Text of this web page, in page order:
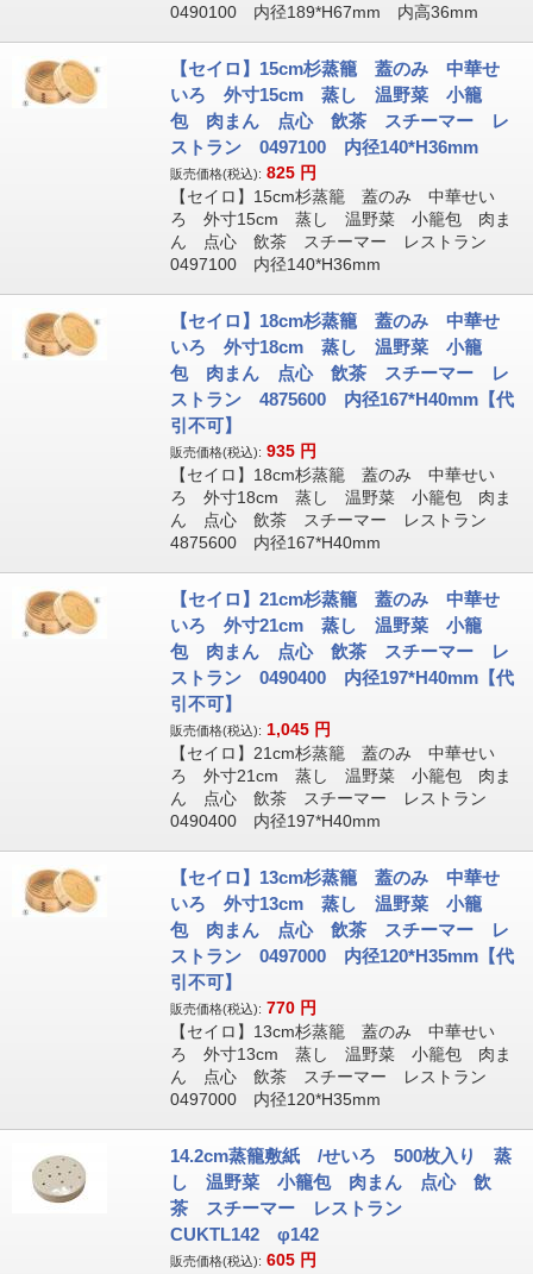
0490100 内径189*H67mm 内高36mm
【セイロ】15cm杉蒸籠 蓋のみ 中華せ
いろ 外寸15cm 蒸し 温野菜 小籠
包 肉まん 点心 飲茶 スチーマー レ
ストラン 0497100 内径140*H36mm
販売価格(税込): 825 円
【セイロ】15cm杉蒸籠 蓋のみ 中華せい
ろ 外寸15cm 蒸し 温野菜 小籠包 肉ま
ん 点心 飲茶 スチーマー レストラン
0497100 内径140*H36mm
【セイロ】18cm杉蒸籠 蓋のみ 中華せ
いろ 外寸18cm 蒸し 温野菜 小籠
包 肉まん 点心 飲茶 スチーマー レ
ストラン 4875600 内径167*H40mm【代
引不可】
販売価格(税込): 935 円
【セイロ】18cm杉蒸籠 蓋のみ 中華せい
ろ 外寸18cm 蒸し 温野菜 小籠包 肉ま
ん 点心 飲茶 スチーマー レストラン
4875600 内径167*H40mm
【セイロ】21cm杉蒸籠 蓋のみ 中華せ
いろ 外寸21cm 蒸し 温野菜 小籠
包 肉まん 点心 飲茶 スチーマー レ
ストラン 0490400 内径197*H40mm【代
引不可】
販売価格(税込): 1,045 円
【セイロ】21cm杉蒸籠 蓋のみ 中華せい
ろ 外寸21cm 蒸し 温野菜 小籠包 肉ま
ん 点心 飲茶 スチーマー レストラン
0490400 内径197*H40mm
【セイロ】13cm杉蒸籠 蓋のみ 中華せ
いろ 外寸13cm 蒸し 温野菜 小籠
包 肉まん 点心 飲茶 スチーマー レ
ストラン 0497000 内径120*H35mm【代
引不可】
販売価格(税込): 770 円
【セイロ】13cm杉蒸籠 蓋のみ 中華せい
ろ 外寸13cm 蒸し 温野菜 小籠包 肉ま
ん 点心 飲茶 スチーマー レストラン
0497000 内径120*H35mm
14.2cm蒸籠敷紙 /せいろ 500枚入り 蒸
し 温野菜 小籠包 肉まん 点心 飲
茶 スチーマー レストラン
CUKTL142 φ142
販売価格(税込): 605 円